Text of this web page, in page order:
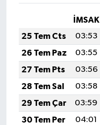
İMSAK
25 Tem Cts
03:53
26 Tem Paz
03:55
27 Tem Pts
03:56
28 Tem Sal
03:58
29 Tem Çar
03:59
30 Tem Per
04:01